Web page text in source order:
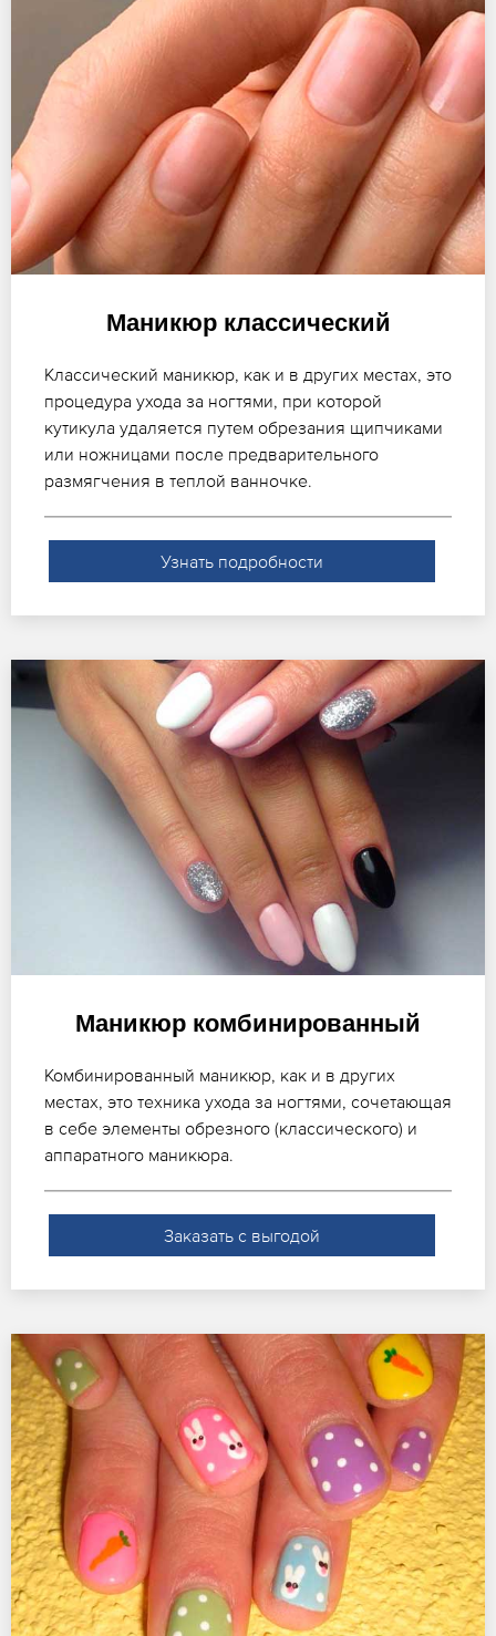
Маникюр классический
Классический маникюр, как и в других местах, это
процедура ухода за ногтями, при которой
кутикула удаляется путем обрезания щипчиками
или ножницами после предварительного
размягчения в теплой ванночке.
Узнать подробности
Маникюр комбинированный
Комбинированный маникюр, как и в других
местах, это техника ухода за ногтями, сочетающая
в себе элементы обрезного (классического) и
аппаратного маникюра.
Заказать с выгодой